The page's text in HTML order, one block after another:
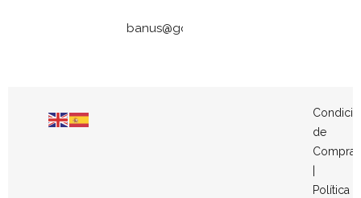
banus@gomezymolina.com
de
Compra
Política